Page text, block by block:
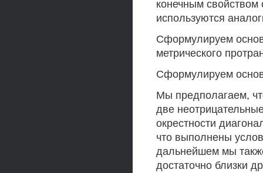
конечным
используются
Сформулируем
метрического
Сформулируем
Мы предполагаем,
две
окрестности
что выполнены
дальнейшем мы
достаточно близки